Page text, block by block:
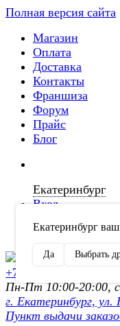
Полная версия сайта
Магазин
Оплата
Доставка
Контакты
Франшиза
Форум
Прайс
Блог
Екатеринбург
Екатеринбург
Да Выбрать
Вход
Регистрация
+7 (902) 872-54-70
Пн-Пт 10:00-20:00,
г. Екатеринбург, ул.
Пункт выдачи